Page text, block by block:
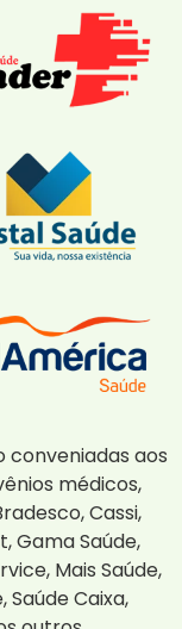
conveniadas aos
médicos,
Cassi,
Gama Saúde,
Mais Saúde,
Saúde Caixa,